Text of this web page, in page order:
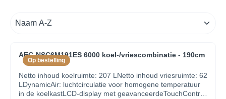
Op bestelling
AEG NSC6M191ES 6000 koel-/vriescombinatie - 190cm
Netto inhoud koelruimte: 207 LNetto inhoud vriesruimte: 62
LDynamicAir: luchtcirculatie voor homogene temperatuur
in de koelkastLCD-display met geavanceerdeTouchControl